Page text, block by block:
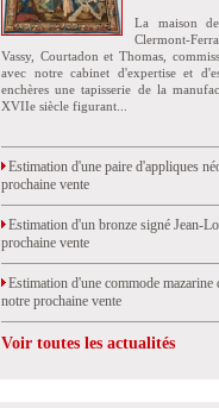
La maison
Clermont-
Vassy, Courtadon et Thomas,
avec notre cabinet d'expertise et
enchères une tapisserie de la
XVIIe siècle figurant...
Estimation d'une paire d'appliques
prochaine vente
Estimation d'un bronze signé Jean-
prochaine vente
Estimation d'une commode mazarine
notre prochaine vente
Voir toutes les actualités